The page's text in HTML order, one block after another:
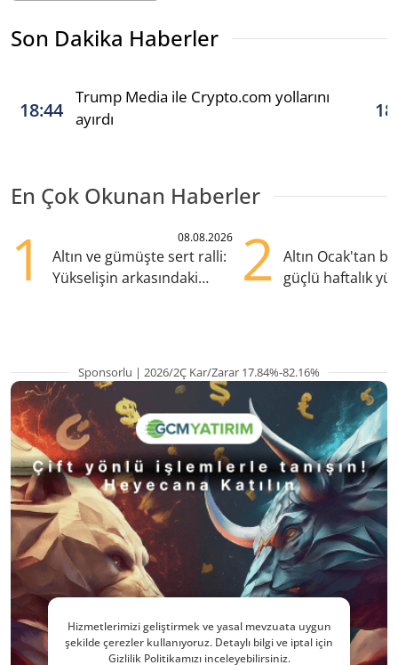
Son Dakika Haberler
18:44
Trump Media ile Crypto.com yollarını
ayırdı
En Çok Okunan Haberler
1 08.08.2026
Altın ve gümüşte sert ralli:
Yükselişin arkasındaki
2
Altın Ocak'tan
güçlü haftalık
Sponsorlu | 2026/2Ç Kar/Zarar 17.84%-82.16%
Hizmetlerimizi geliştirmek ve yasal mevzuata uygun
şekilde çerezler kullanıyoruz. Detaylı bilgi ve iptal için
Gizlilik Politikamızı inceleyebilirsiniz.